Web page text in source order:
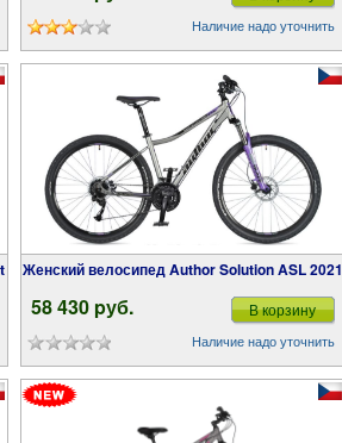
Наличие надо уточнить
Женский велосипед Author Solution ASL 2021
58 430 pуб. В корзину
Наличие надо уточнить